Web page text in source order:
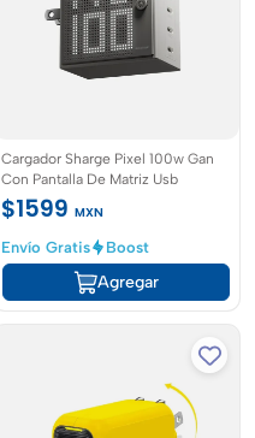
Cargador Sharge Pixel 100w Gan
Con Pantalla De Matriz Usb
$1599 MXN
Envío Gratis
Boost
Agregar